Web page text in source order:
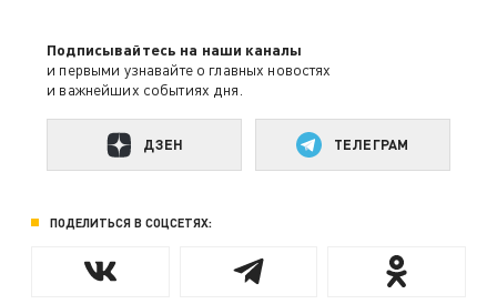
Подписывайтесь на наши каналы
и первыми узнавайте о главных новостях
и важнейших событиях дня.
ДЗЕН ТЕЛЕГРАМ
ПОДЕЛИТЬСЯ В СОЦСЕТЯХ: